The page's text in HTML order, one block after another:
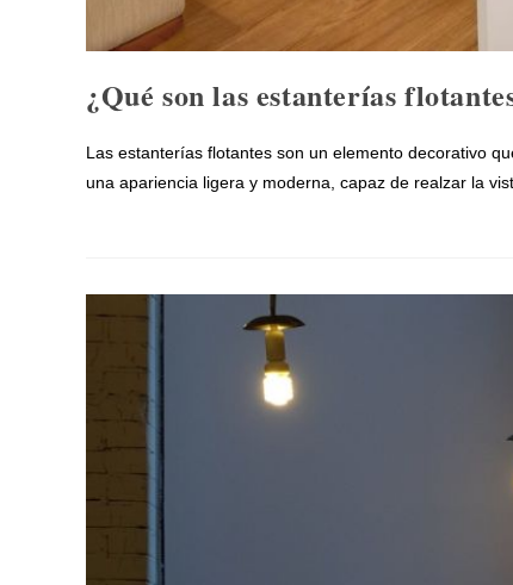
¿Qué son las estanterías
Las estanterías flotantes son un elemento decorativo
una apariencia ligera y moderna, capaz de realzar la